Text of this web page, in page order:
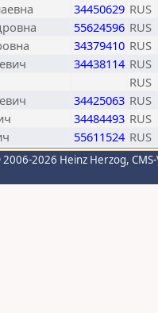
34450629 RUS
55624596 RUS
34379410 RUS
34438114 RUS
RUS
34425063 RUS
34484493 RUS
55611524 RUS
2026 Heinz Herzog,